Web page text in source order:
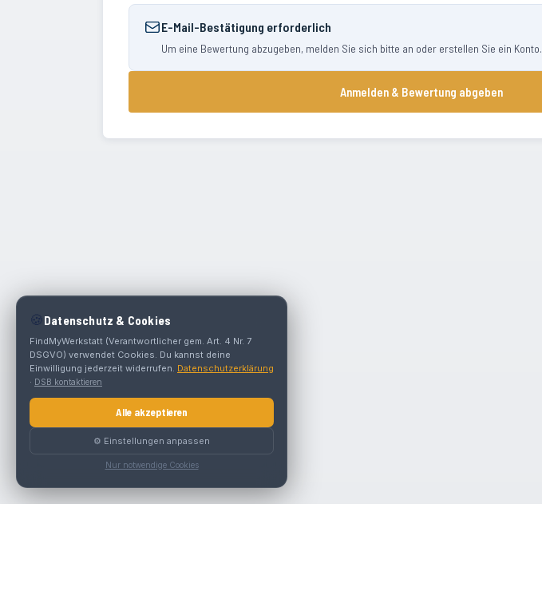
E-Mail-Bestätigung erforderlich
Um eine Bewertung abzugeben, melden Sie sich bitte an oder erstellen Sie ein Konto.
Anmelden & Bewertung abgeben
🍪 Datenschutz & Cookies
FindMyWerkstatt (Verantwortlicher gem. Art. 4 Nr. 7
DSGVO) verwendet Cookies. Du kannst deine
Einwilligung jederzeit widerrufen. Datenschutzerklärung
· DSB kontaktieren
Alle akzeptieren
⚙️ Einstellungen anpassen
Nur notwendige Cookies